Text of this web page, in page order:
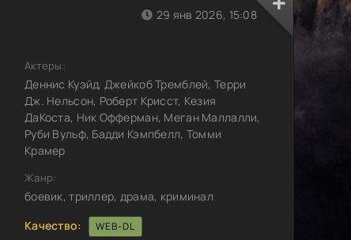
29 янв 2026, 15:08
Актеры:
Деннис Куэйд, Джейкоб Тремблей, Терри
Дж. Нельсон, Роберт Крисст, Кезия
ДаКоста, Ник Офферман, Меган Маллалли,
Руби Вульф, Бадди Кэмпбелл, Томми
Крамер
Жанр:
боевик, триллер, драма, криминал
Качество:
WEB-DL